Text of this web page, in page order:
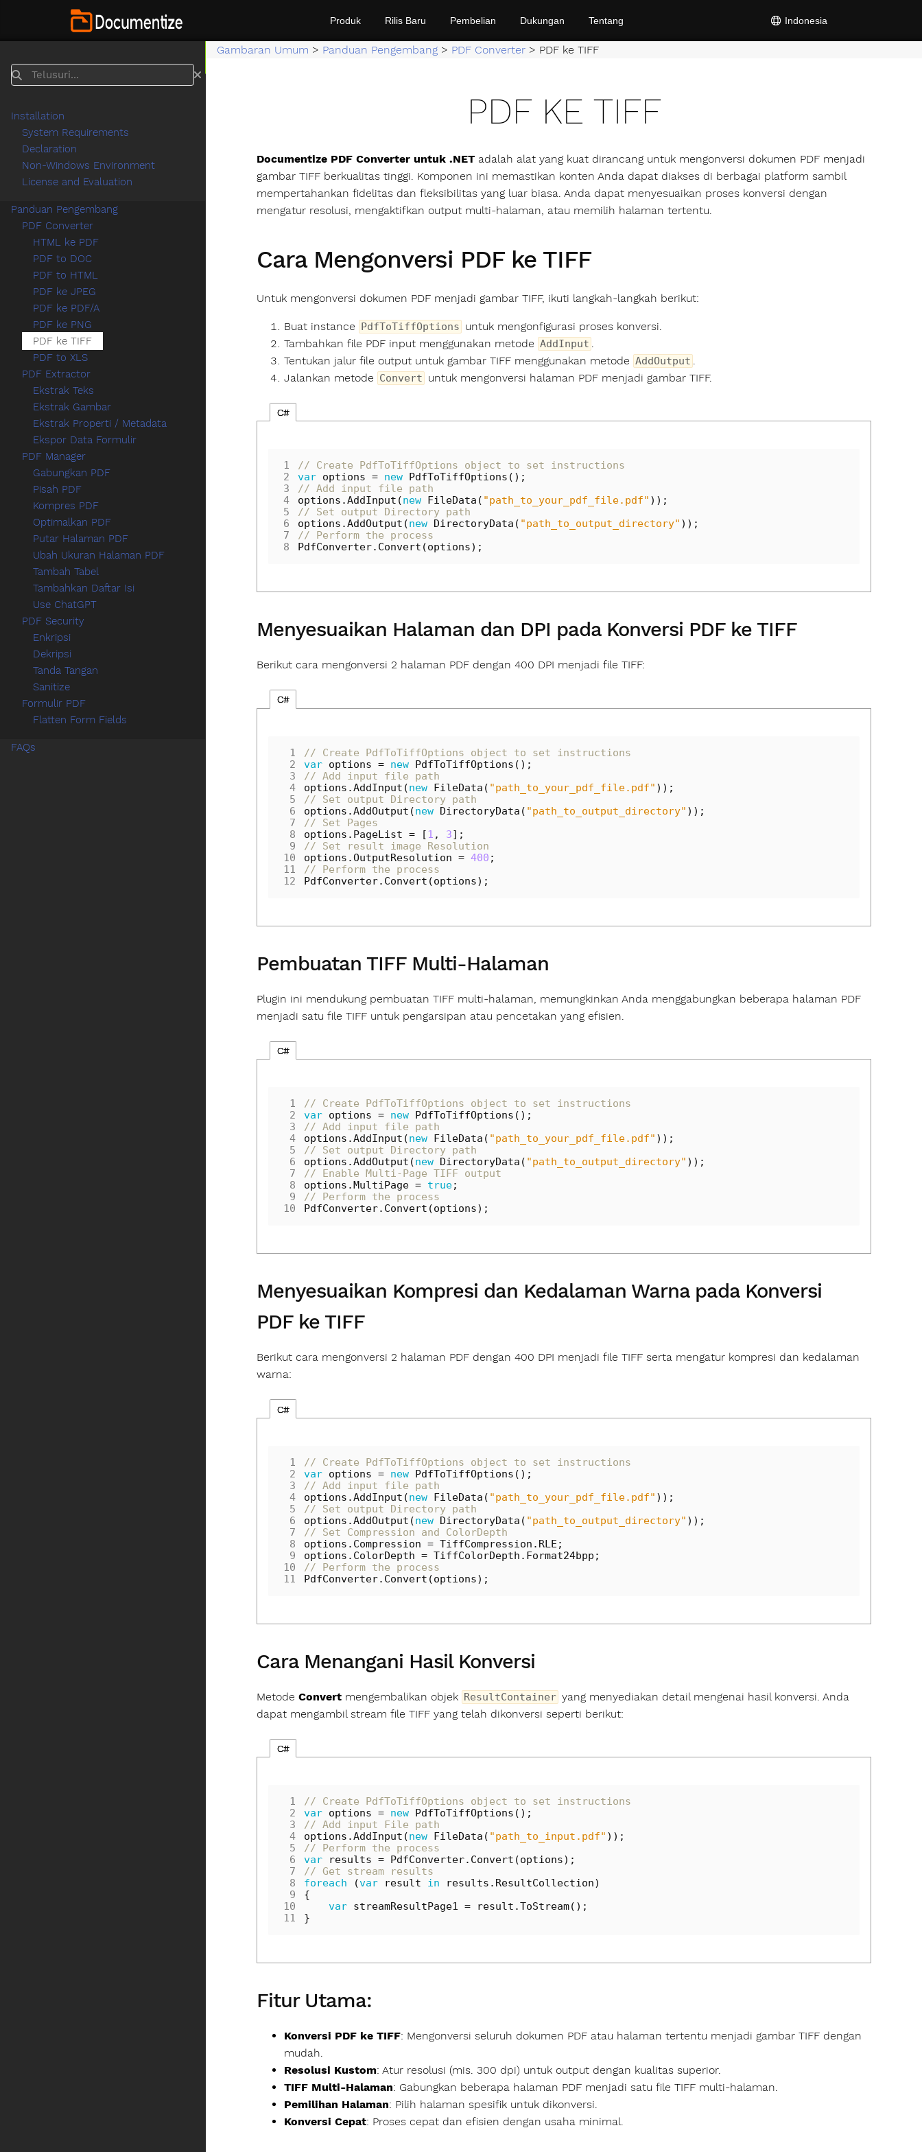
Indonesia
Produk Rilis Baru Pembelian Dukungan Tentang
Gambaran Umum > Panduan Pengembang > PDF Converter > PDF ke TIFF
PDF KE TIFF
Documentize PDF Converter untuk .NET adalah alat yang kuat dirancang untuk mengonversi dokumen PDF menjadi
gambar TIFF berkualitas tinggi. Komponen ini memastikan konten Anda dapat diakses di berbagai platform sambil
mempertahankan fidelitas dan fleksibilitas yang luar biasa. Anda dapat menyesuaikan proses konversi dengan
mengatur resolusi, mengaktifkan output multi‑halaman, atau memilih halaman tertentu.
Cara Mengonversi PDF ke TIFF
Untuk mengonversi dokumen PDF menjadi gambar TIFF, ikuti langkah‑langkah berikut:
Buat instance PdfToTiffOptions untuk mengonfigurasi proses konversi.
Tambahkan file PDF input menggunakan metode AddInput
Tentukan jalur file output untuk gambar TIFF menggunakan metode AddOutput
Jalankan metode Convert untuk mengonversi halaman PDF menjadi gambar TIFF.
C#
1
// Create PdfToTiffOptions object to set instructions
2
var options = new PdfToTiffOptions ();
3
// Add input file path
4
options .AddInput (new FileData ( "path_to_your_pdf_file.pdf" ));
5
// Set output Directory path
6
options .AddOutput (new DirectoryData ( "path_to_output_directory" ));
7
// Perform the process
8
PdfConverter. Convert (options);
Menyesuaikan Halaman dan DPI pada Konversi PDF ke TIFF
Berikut cara mengonversi 2 halaman PDF dengan 400 DPI menjadi file TIFF:
C#
1
// Create PdfToTiffOptions object to set instructions
2
var options = new PdfToTiffOptions ();
3
// Add input file path
4
options .AddInput (new FileData ( "path_to_your_pdf_file.pdf" ));
5
// Set output Directory path
6
options .AddOutput (new DirectoryData ( "path_to_output_directory" ));
7
// Set Pages
8
options . PageList = [ 1 , 3];
9
// Set result image Resolution
10
options .OutputResolution = 400 ;
11
// Perform the process
12
PdfConverter. Convert (options);
Pembuatan TIFF Multi‑Halaman
Plugin ini mendukung pembuatan TIFF multi‑halaman, memungkinkan Anda menggabungkan beberapa halaman PDF
menjadi satu file TIFF untuk pengarsipan atau pencetakan yang efisien.
C#
1
// Create PdfToTiffOptions object to set instructions
2
var options = new PdfToTiffOptions ();
3
// Add input file path
4
options .AddInput (new FileData ( "path_to_your_pdf_file.pdf" ));
5
// Set output Directory path
6
options .AddOutput (new DirectoryData ( "path_to_output_directory" ));
7
// Enable Multi-Page TIFF output
8
options . MultiPage = true;
9
// Perform the process
10
PdfConverter. Convert (options);
Menyesuaikan Kompresi dan Kedalaman Warna pada Konversi
PDF ke TIFF
Berikut cara mengonversi 2 halaman PDF dengan 400 DPI menjadi file TIFF serta mengatur kompresi dan kedalaman
warna:
C#
1
// Create PdfToTiffOptions object to set instructions
2
var options = new PdfToTiffOptions ();
3
// Add input file path
4
options .AddInput (new FileData ( "path_to_your_pdf_file.pdf" ));
5
// Set output Directory path
6
options .AddOutput (new DirectoryData ( "path_to_output_directory" ));
7
// Set Compression and ColorDepth
8
options . Compression = TiffCompression . RLE ;
9
options . ColorDepth = TiffColorDepth . Format24bpp ;
10
// Perform the process
11
PdfConverter. Convert (options);
Cara Menangani Hasil Konversi
Metode Convert mengembalikan objek ResultContainer yang menyediakan detail mengenai hasil konversi. Anda
dapat mengambil stream file TIFF yang telah dikonversi seperti berikut:
C#
1
// Create PdfToTiffOptions object to set instructions
2
var options = new PdfToTiffOptions ();
3
// Add input File path
4
options .AddInput (new FileData ( "path_to_input.pdf" ));
5
// Perform the process
6
var results = PdfConverter. Convert (options);
7
// Get stream results
8
foreach (var result in results . ResultCollection)
9
{
10
var streamResultPage1 = result .ToStream();
11
}
Fitur Utama:
Konversi PDF ke TIFF: Mengonversi seluruh dokumen PDF atau halaman tertentu menjadi gambar TIFF dengan
mudah.
Resolusi Kustom: Atur resolusi (mis. 300 dpi) untuk output dengan kualitas superior.
TIFF Multi‑Halaman: Gabungkan beberapa halaman PDF menjadi satu file TIFF multi‑halaman.
Pemilihan Halaman: Pilih halaman spesifik untuk dikonversi.
Konversi Cepat: Proses cepat dan efisien dengan usaha minimal.
Telusuri
Installation
System Requirements
Declaration
Non-Windows Environment
License and Evaluation
Panduan Pengembang
PDF Converter
HTML ke PDF
PDF to DOC
PDF to HTML
PDF ke JPEG
PDF ke PDF/A
PDF ke PNG
PDF ke TIFF
PDF to XLS
PDF Extractor
Ekstrak Teks
Ekstrak Gambar
Ekstrak Properti / Metadata
Ekspor Data Formulir
PDF Manager
Gabungkan PDF
Pisah PDF
Kompres PDF
Optimalkan PDF
Putar Halaman PDF
Ubah Ukuran Halaman PDF
Tambah Tabel
Tambahkan Daftar Isi
Use ChatGPT
PDF Security
Enkripsi
Dekripsi
Tanda Tangan
Sanitize
Formulir PDF
Flatten Form Fields
FAQs